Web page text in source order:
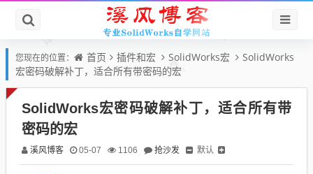
您现在的位置： 首页 插件和宏 SolidWorks宏
SolidWorks
宏密码破解补丁，适合所有带密码的宏
SolidWorks宏密码破解补丁，适合所有带
密码的宏
溪风博客 05-07 1106 抢沙发 默认